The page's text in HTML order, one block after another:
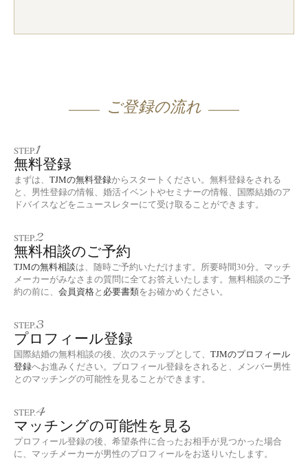
ご登録の流れ
STEP.1
無料登録
まずは、 TJMの無料登録からスタートください。無料登録をされる
と、男性登録の情報、婚活イベントやセミナーの情報、国際結婚のア
ドバイスなどをニュースレターにて受け取ることができます。
STEP.2
無料相談のご予約
TJMの無料相談は、随時ご予約いただけます。所要時間30分。マッチ
メーカーがみなさまの質問に全てお答えいたします。無料相談のご予
約の前に、 会員資格と 必要書類をお確かめください。
STEP.3
プロフィール登録
国際結婚の無料相談の後、次のステップとして、 TJMのプロフィール
登録へお進みください。プロフィール登録をされると、メンバー男性
とのマッチングの可能性を見ることができます。
STEP.4
マッチングの可能性を見る
プロフィール登録の後、希望条件に合ったお相手が見つかった場合
に、マッチメーカーが男性のプロフィールをお送りいたします。